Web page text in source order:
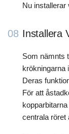
Nu installerar
08 Installera
Som nämnts
krökningarna
Deras
För att
centrala röret